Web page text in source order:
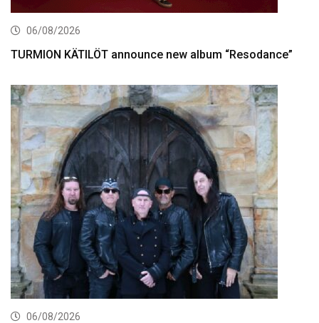
06/08/2026
TURMION KÄTILÖT announce new album “Resodance”
06/08/2026